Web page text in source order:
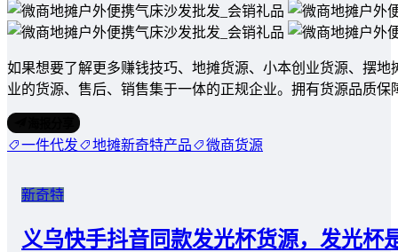
如果想要了解更多赚钱技巧、地摊货源、小本创业货源、摆
业的货源、售后、销售集于一体的正规企业。拥有货源品质
一件代发 地摊新奇特产品 微商货源
新奇特
义乌快手抖音同款发光杯货源，发光杯